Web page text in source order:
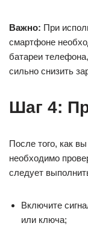
Важно: При
смартфоне
батареи
сильно снизить
Шаг 4:
После того, как
необходимо
следует
Включите
или ключа;